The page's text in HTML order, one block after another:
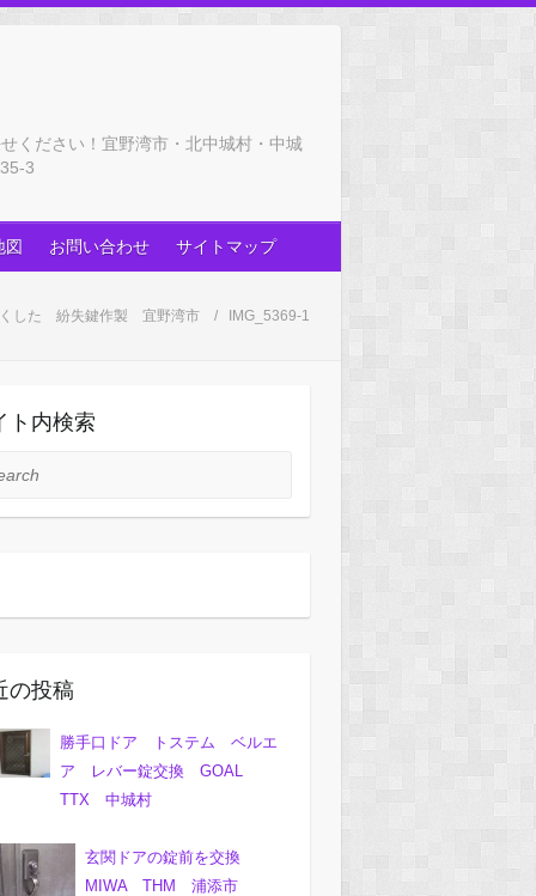
ください！宜野湾市・北中城村・中城
3
図 お問い合わせ サイトマップ
した 紛失鍵作製 宜野湾市 IMG_5369-1
ト内検索
の投稿
勝手口ドア トステム ベルエ
ア レバー錠交換 GOAL
TTX 中城村
玄関ドアの錠前を交換
MIWA THM 浦添市